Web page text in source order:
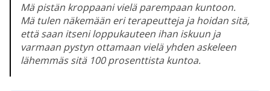
Mä pistän kroppaani vielä parempaan kuntoon.
Mä tulen näkemään eri terapeutteja ja hoidan sitä,
että saan itseni loppukauteen ihan iskuun ja
varmaan pystyn ottamaan vielä yhden askeleen
lähemmäs sitä 100 prosenttista kuntoa.